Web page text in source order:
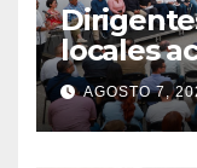
locales
para
desde
AGOSTO 7,